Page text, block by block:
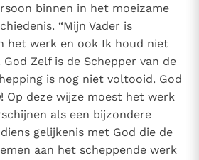
binnen in het moeizame
“Mijn Vader is
het werk en ook Ik houd niet
God Zelf is de Schepper van de
is nog niet voltooid. God
! Op deze wijze moest het werk
als een bijzondere
gelijkenis met God die de
aan het scheppende werk